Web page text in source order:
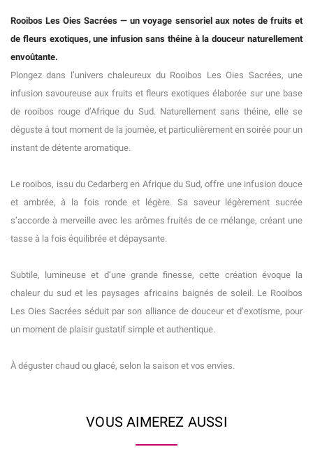
Rooibos Les Oies Sacrées — un voyage sensoriel aux notes de fruits et
de fleurs exotiques, une infusion sans théine à la douceur naturellement
envoûtante.
Plongez dans l’univers chaleureux du Rooibos Les Oies Sacrées, une
infusion savoureuse aux fruits et fleurs exotiques élaborée sur une base
de rooibos rouge d’Afrique du Sud. Naturellement sans théine, elle se
déguste à tout moment de la journée, et particulièrement en soirée pour un
instant de détente aromatique.
Le rooibos, issu du Cedarberg en Afrique du Sud, offre une infusion douce
et ambrée, à la fois ronde et légère. Sa saveur légèrement sucrée
s’accorde à merveille avec les arômes fruités de ce mélange, créant une
tasse à la fois équilibrée et dépaysante.
Subtile, lumineuse et d’une grande finesse, cette création évoque la
chaleur du sud et les paysages africains baignés de soleil. Le Rooibos
Les Oies Sacrées séduit par son alliance de douceur et d’exotisme, pour
un moment de plaisir gustatif simple et authentique.
À déguster chaud ou glacé, selon la saison et vos envies.
VOUS AIMEREZ AUSSI